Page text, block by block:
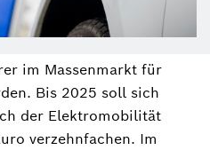
im Massenmarkt für
Bis 2025 soll sich
der Elektromobilität
verzehnfachen. Im